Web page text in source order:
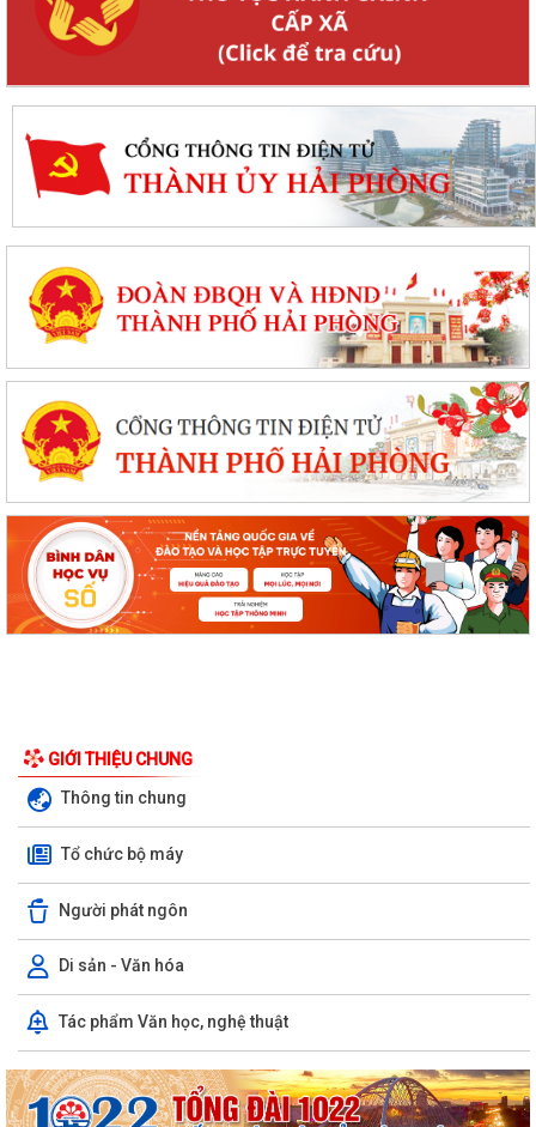
GIỚI THIỆU CHUNG
Thông tin chung
Tổ chức bộ máy
Người phát ngôn
Di sản - Văn hóa
Tác phẩm Văn học, nghệ thuật